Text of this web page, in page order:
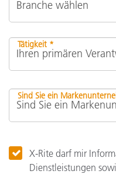
Tätigkeit *
Sind Sie ein
X-Rite darf mir
Dienstleistungen